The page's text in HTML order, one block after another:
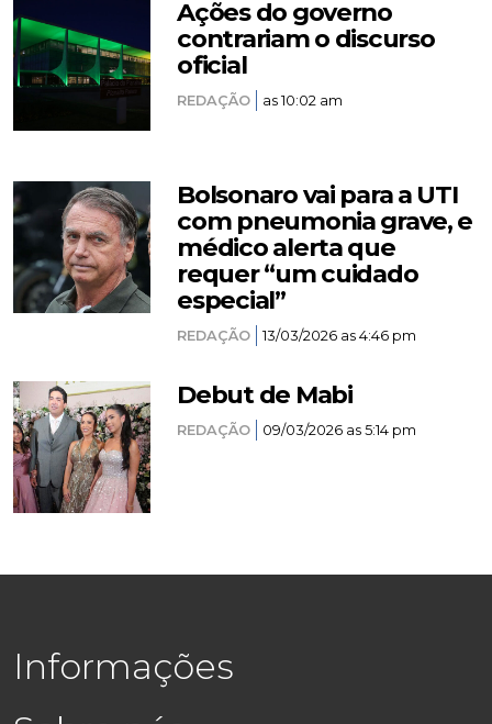
Ações do governo
contrariam o discurso
oficial
REDAÇÃO as 10:02 am
Bolsonaro vai para a UTI
com pneumonia grave, e
médico alerta que
requer “um cuidado
especial”
REDAÇÃO 13/03/2026 as 4:46 pm
Debut de Mabi
REDAÇÃO 09/03/2026 as 5:14 pm
Informações